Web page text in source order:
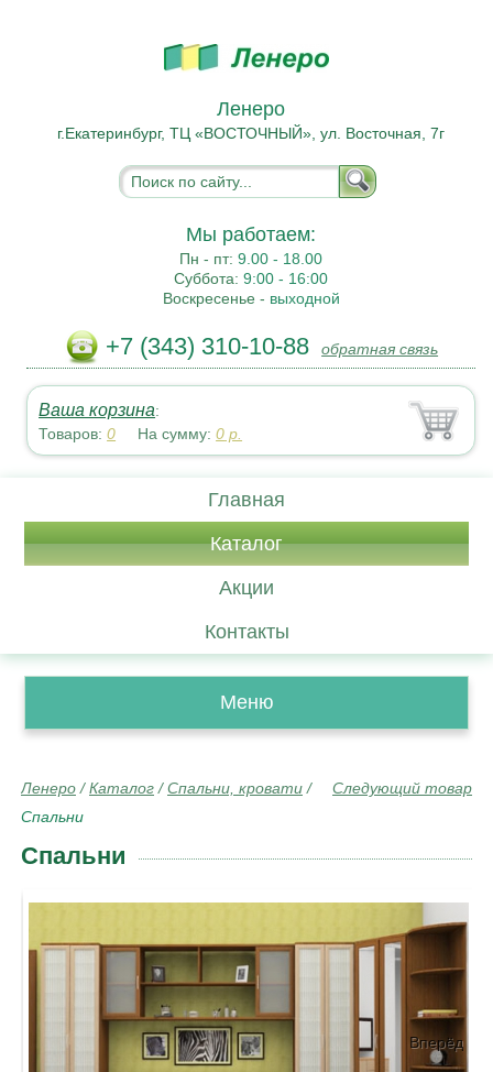
Ленеро
г.Екатеринбург, ТЦ «ВОСТОЧНЫЙ», ул. Восточная, 7г
Мы работаем:
Пн - пт:9.00 - 18.00
Суббота:9:00 - 16:00
Воскресенье - выходной
+7 (343) 310-10-88 обратная связь
Ваша корзина:
Товаров:0 На сумму:0 р.
Главная
Каталог
Акции
Контакты
Меню
Следующий товар
Ленеро /Каталог /Спальни, кровати /
Спальни
Спальни
Вперёд